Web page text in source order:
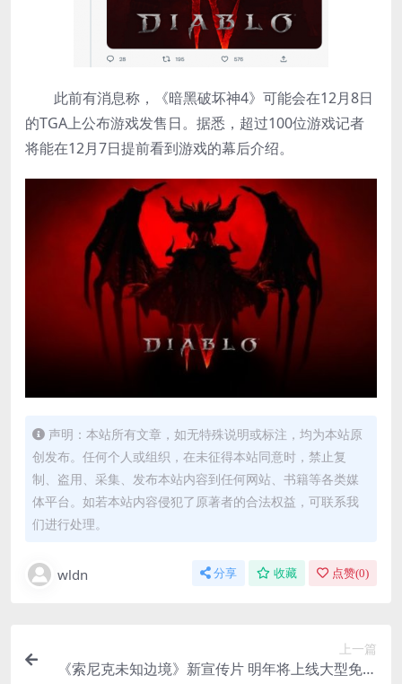
此前有消息称，《暗黑破坏神4》可能会在12月8日
的TGA上公布游戏发售日。据悉，超过100位游戏记者
将能在12月7日提前看到游戏的幕后介绍。
声明：本站所有文章，如无特殊说明或标注，均为本站原
创发布。任何个人或组织，在未征得本站同意时，禁止复
制、盗用、采集、发布本站内容到任何网站、书籍等各类媒
体平台。如若本站内容侵犯了原著者的合法权益，可联系我
们进行处理。
wldn 分享 收藏 点赞(0)
上一篇
《索尼克未知边境》新宣传片 明年将上线大型免费